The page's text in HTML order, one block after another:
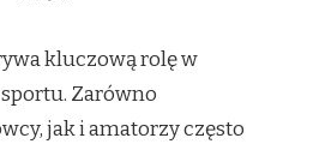
kluczową rolę w
Zarówno
jak i amatorzy często